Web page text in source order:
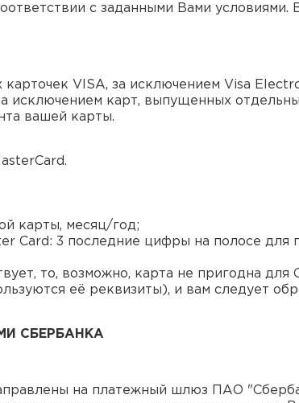
с заданными Вами
VISA, за исключением Visa
исключением карт, выпущенных
вашей карты.
карты, месяц/год;
Card: 3 последние цифры на полосе для
то, возможно, карта не пригодна для
её реквизиты), и вам следует
СБЕРБАНКА
на платежный шлюз ПАО